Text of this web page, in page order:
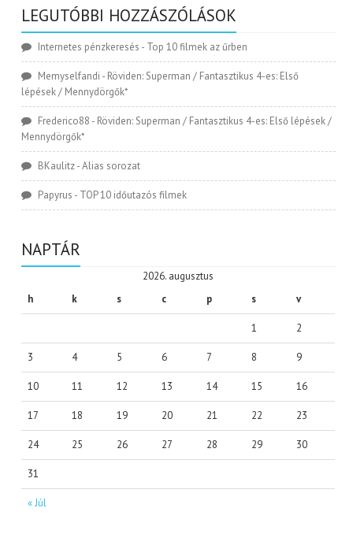
LEGUTÓBBI HOZZÁSZÓLÁSOK
Internetes pénzkeresés - Top 10 filmek az űrben
Memyselfandi - Röviden: Superman / Fantasztikus 4-es: Első
lépések / Mennydörgők*
Frederico88 - Röviden: Superman / Fantasztikus 4-es: Első lépések /
Mennydörgők*
BKaulitz-Alias sorozat
Papyrus - TOP 10 időutazós filmek
NAPTÁR
2026. augusztus
h
k s c p s v
« Júl
1 2
3 4 5 6 7 8 9
10 11 12 13 14 15 16
17 18 19 20 21 22 23
24 25 26 27 28 29 30
31